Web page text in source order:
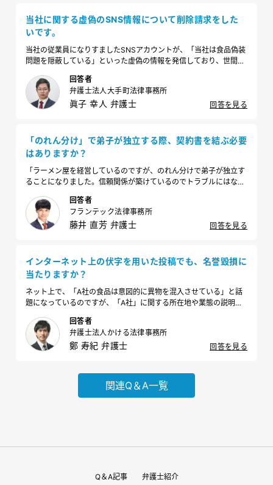
当社に関する虚偽のSNS情報について削除請求をした
いです。
当社の従業員になりすましたSNSアカウントが、「当社は食品偽装
問題を隠蔽している」といった虚偽の情報を発信しており、世間に
進めるのが適切でしょうか。
回答者
弁護士法人大手町法律事務所
眞子 幸人 弁護士 回答を見る
「のれん分け」で弟子が独立する際、契約書を結ぶ必要
はありますか？
「ラーメン屋を経営しているのですが、のれん分けで弟子が独立す
ることになりました。信頼関係が築けているのでトラブルにはなら
おいた方が良いのでしょうか。」
回答者
フランテック法律事務所
藤井 直芳 弁護士 回答を見る
インターネット上の伏字を用いた投稿でも、名誉毀損に
当たりますか？
ネット上で、「A社の食品は意図的に異物を混入させている」と話
題になっているのですが、「A社」に関する所在地や業態の説明内
としてなんらかの対応を取りたいのですが、伏字でも名誉棄損にあ
たるのでしょうか？
回答者
弁護士法人かける法律事務所
鄭 寿紀 弁護士 回答を見る
関連Q＆A一覧
Q＆A記事 弁護士紹介